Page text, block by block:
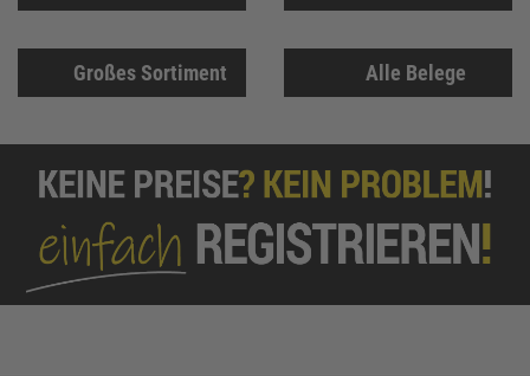
Großes Sortiment Alle Belege